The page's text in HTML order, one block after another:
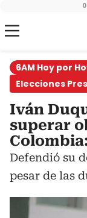
6AM Hoy por
Elecciones
Iván
superar
Defendió su
pesar de las